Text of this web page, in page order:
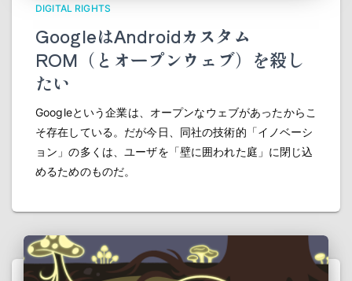
DIGITAL RIGHTS
GoogleはAndroidカスタム
ROM（とオープンウェブ）を殺し
たい
Googleという企業は、オープンなウェブがあったからこ
そ存在している。だが今日、同社の技術的「イノベーシ
ョン」の多くは、ユーザを「壁に囲われた庭」に閉じ込
めるためのものだ。